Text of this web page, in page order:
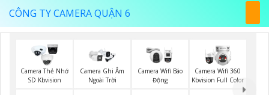
CÔNG TY CAMERA QUẬN 6
Camera Thẻ Nhớ
SD Kbvision
Camera Ghi Âm
Ngoài Trời
Camera Wifi Báo
Động
Camera Wifi 360
Kbvision Full Color